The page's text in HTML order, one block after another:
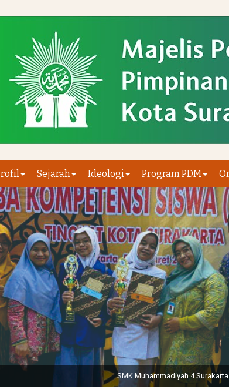
Sejarah Ideologi Program PDM
November 2022. (dari kiri) Pertunjukan Tapak Suci Perguruan
Muhammadiyah 48 || Pertunjukan bendera